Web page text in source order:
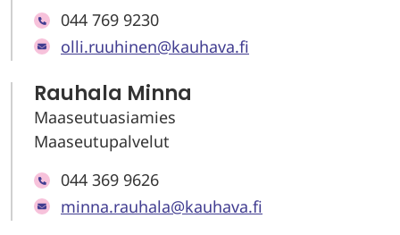
044 769 9230
olli.ruuhinen@kauhava.fi
Rauhala Minna
Maaseutuasiamies
Maaseutupalvelut
044 369 9626
minna.rauhala@kauhava.fi